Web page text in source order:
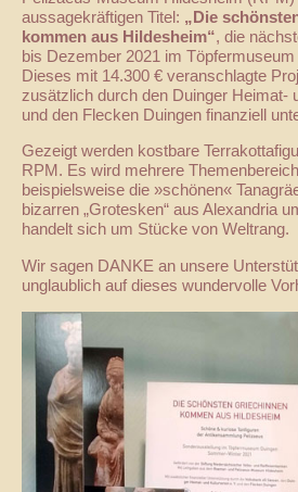
aussagekräftigen Titel: „Die
kommen aus Hildesheim“, die
bis Dezember 2021 im
Dieses mit 14.300 € veranschlagte
zusätzlich durch den Duinger Heimat-
und den Flecken Duingen finanziell
Gezeigt werden kostbare
RPM. Es wird mehrere
beispielsweise die »schönen«
bizarren „Grotesken“ aus Alexandria
handelt sich um Stücke von Weltrang.
Wir sagen DANKE an unsere
unglaublich auf dieses wundervolle